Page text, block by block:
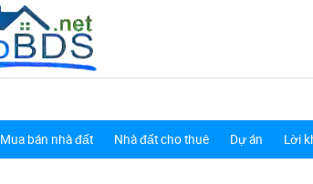
Mua bán nhà đất Nhà đất cho thuê Dự án Lời